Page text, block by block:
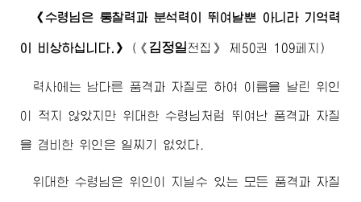
《수령님 은 통찰력과 분석력이 뛰여날뿐 아니라 기억력
이 비상하십니다.》 ( 《 김정일 전집》 제50권 109페지)
력사에는 남다른 품격과 자질로 하여 이름을 날린 위인
이 적지 않았지만 위대한 수령님 처럼 뛰여난 품격과 자질
을 겸비한 위인은 일찌기 없었다.
위대한 수령님 은 위인이 지닐수 있는 모든 품격과 자질